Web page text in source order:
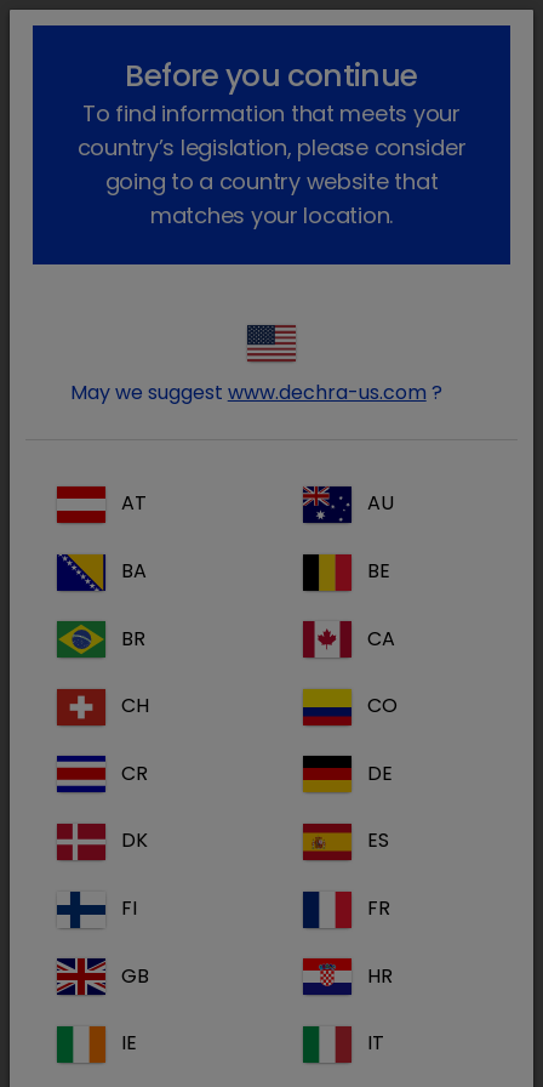
lock_outline search menu
Áreas terapêuticas
Animais de companhia
Oftalmologia
Colírios com antibiótico
Produtos para Colírios com
Isathal
Isathal 10 mg/g colírio, suspensão para cães
Ophtocycline
Before you continue
To find information that meets your
country’s legislation, please consider
going to a country website that
matches your location.
May we suggest www.dechra-us.com ?
AT AU
BA BE
BR CA
CH CO
CR DE
DK ES
FI FR
GB HR
IE IT